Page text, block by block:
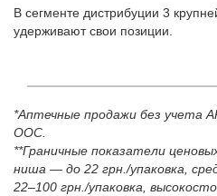
В сегменте дистрибуции 3
удерживают свои позиции.
*Аптечные продажи без учета
ООС.
**Граничные показатели
ниша — до 22 грн./упаковка,
22–100 грн./упаковка,